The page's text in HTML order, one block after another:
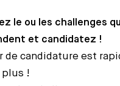
le ou les challenges
et candidatez !
de candidature est
plus !